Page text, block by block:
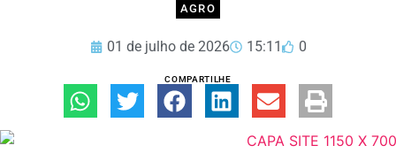
AGRO
01 de julho de 2026 15:11 0
COMPARTILHE